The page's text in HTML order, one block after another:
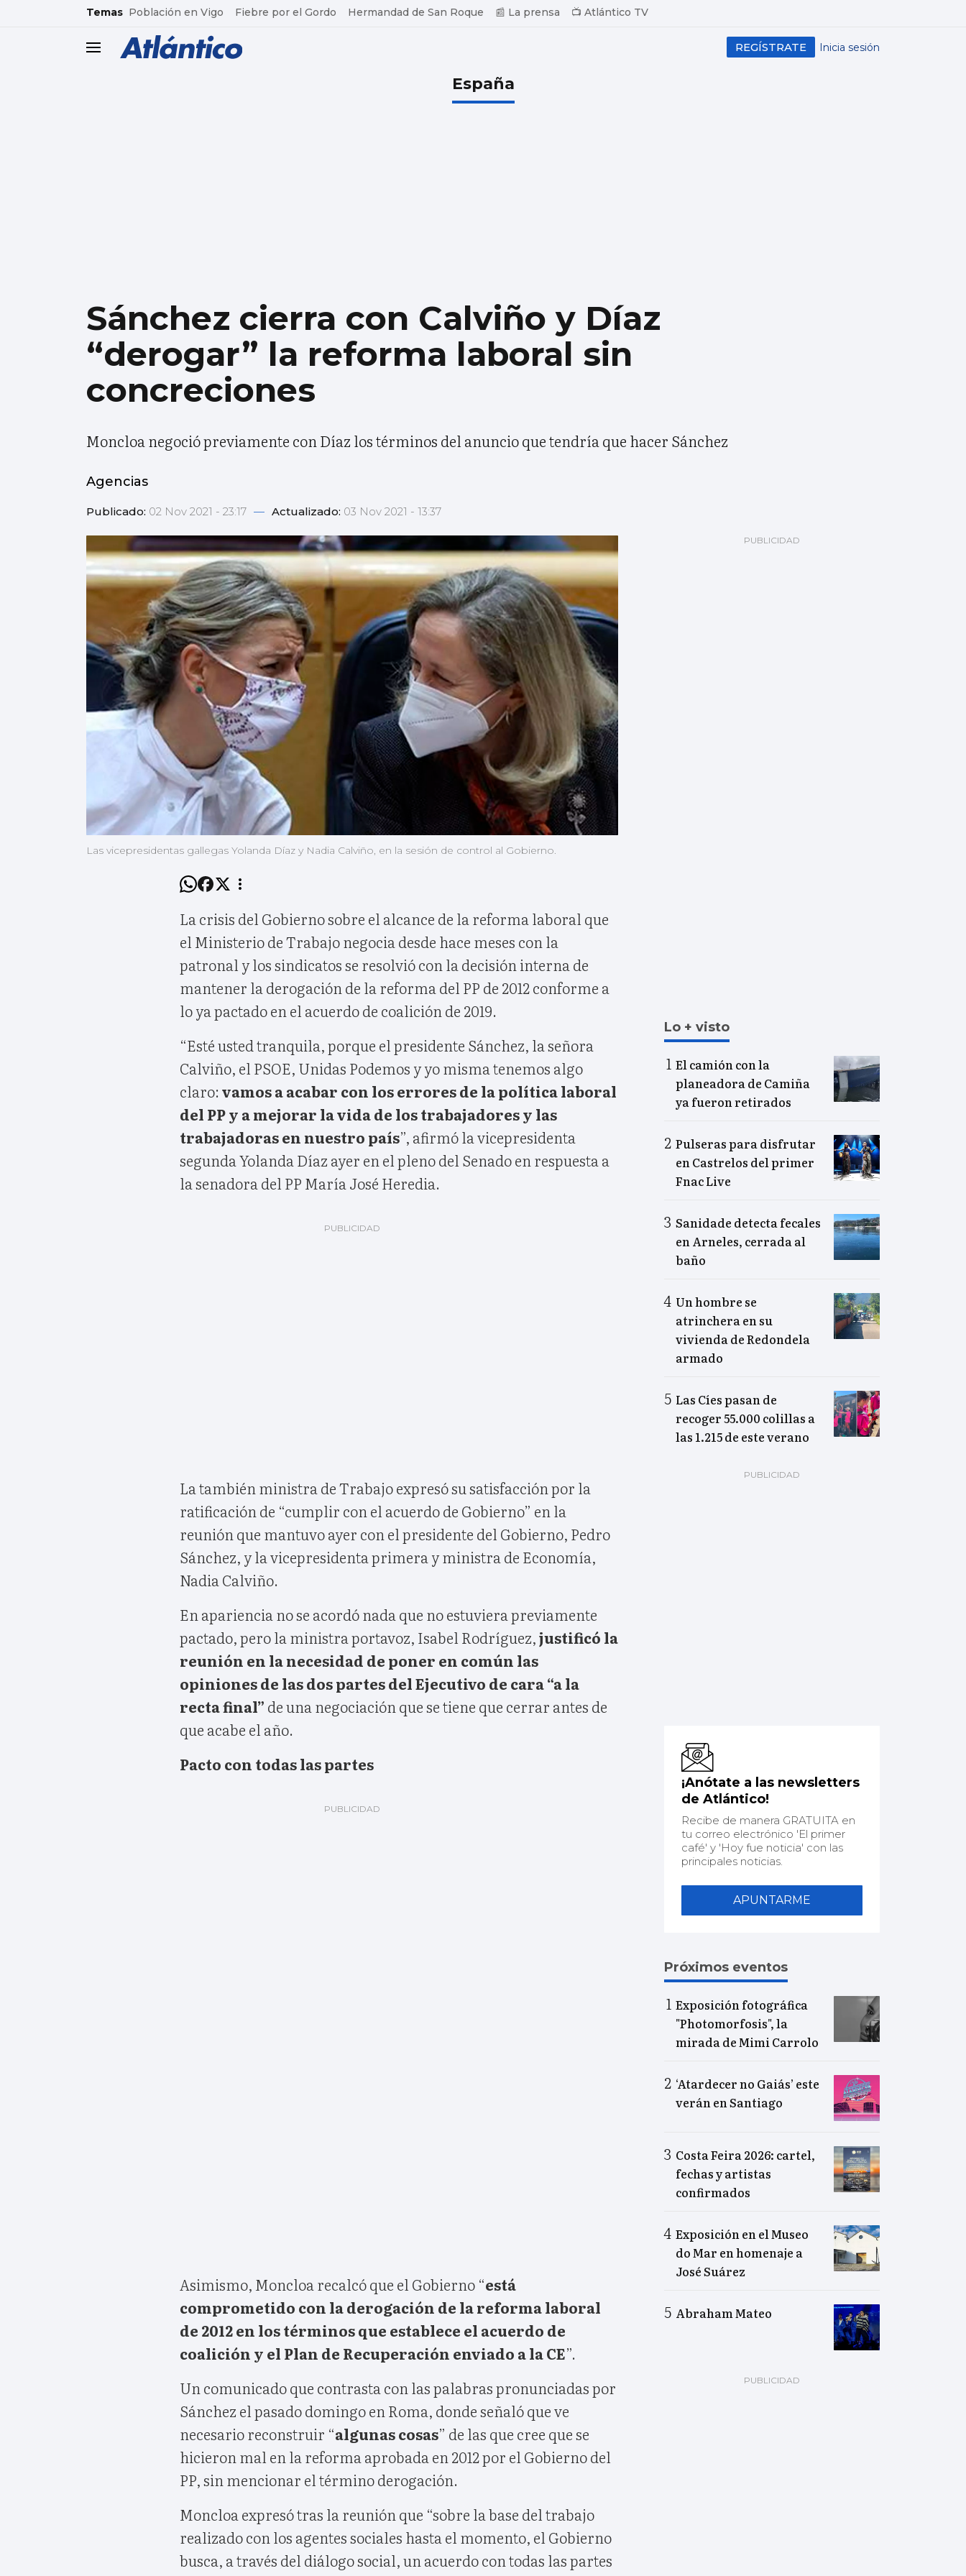
common.go-to-content
Temas Población en Vigo Fiebre por el Gordo Hermandad de San Roque 📰 La prensa 📺 Atlántico TV
header.menu.open Inicia sesión
REGÍSTRATE
España
Sánchez cierra con Calviño y Díaz
“derogar” la reforma laboral sin
concreciones
Moncloa negoció previamente con Díaz los términos del anuncio que tendría que hacer Sánchez
Agencias
Publicado: 02 Nov 2021 - 23:17 — Actualizado: 03 Nov 2021 - 13:37
Las vicepresidentas gallegas Yolanda Díaz y Nadia Calviño, en la sesión de control al Gobierno.
La crisis del Gobierno sobre el alcance de la reforma laboral que
el Ministerio de Trabajo negocia desde hace meses con la
patronal y los sindicatos se resolvió con la decisión interna de
mantener la derogación de la reforma del PP de 2012 conforme a
lo ya pactado en el acuerdo de coalición de 2019.
“Esté usted tranquila, porque el presidente Sánchez, la señora
Calviño, el PSOE, Unidas Podemos y yo misma tenemos algo
claro:vamos a acabar con los errores de la política laboral
del PP y a mejorar la vida de los trabajadores y las
trabajadoras en nuestro país”, afirmó la vicepresidenta
segunda Yolanda Díaz ayer en el pleno del Senado en respuesta a
la senadora del PP María José Heredia.
La también ministra de Trabajo expresó su satisfacción por la
ratificación de “cumplir con el acuerdo de Gobierno” en la
reunión que mantuvo ayer con el presidente del Gobierno, Pedro
Sánchez, y la vicepresidenta primera y ministra de Economía,
Nadia Calviño.
En apariencia no se acordó nada que no estuviera previamente
pactado, pero la ministra portavoz, Isabel Rodríguez,justificó la
reunión en la necesidad de poner en común las
opiniones de las dos partes del Ejecutivo de cara “a la
recta final” de una negociación que se tiene que cerrar antes de
que acabe el año.
Pacto con todas las partes
Asimismo, Moncloa recalcó que el Gobierno “está
comprometido con la derogación de la reforma laboral
de 2012 en los términos que establece el acuerdo de
coalición y el Plan de Recuperación enviado a la CE”.
Un comunicado que contrasta con las palabras pronunciadas por
Sánchez el pasado domingo en Roma, donde señaló que ve
necesario reconstruir “algunas cosas” de las que cree que se
hicieron mal en la reforma aprobada en 2012 por el Gobierno del
PP, sin mencionar el término derogación.
Moncloa expresó tras la reunión que “sobre la base del trabajo
realizado con los agentes sociales hasta el momento, el Gobierno
busca, a través del diálogo social, un acuerdo con todas las partes
Lo + visto
El camión con la
planeadora de Camiña
ya fueron retirados
Pulseras para disfrutar
en Castrelos del primer
Fnac Live
Sanidade detecta fecales
en Arneles, cerrada al
baño
Un hombre se
atrinchera en su
vivienda de Redondela
armado
Las Cíes pasan de
recoger 55.000 colillas a
las 1.215 de este verano
¡Anótate a las newsletters
de Atlántico!
Recibe de manera GRATUITA en
tu correo electrónico 'El primer
café' y 'Hoy fue noticia' con las
principales noticias.
APUNTARME
Próximos eventos
Exposición fotográfica
"Photomorfosis", la
mirada de Mimi Carrolo
‘Atardecer no Gaiás’ este
verán en Santiago
Costa Feira 2026: cartel,
fechas y artistas
confirmados
Exposición en el Museo
do Mar en homenaje a
José Suárez
Abraham Mateo